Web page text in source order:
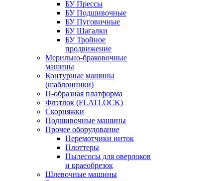
БУ Прессы
БУ Подшивочные
БУ Пуговичные
БУ Шагалки
БУ Тройное
продвижение
Мерильно-браковочные
машины
Контурные машины
(шаблонники)
П-образная платформа
Флэтлок (FLATLOCK)
Скорняжки
Подшивочные машины
Прочее оборудование
Перемотчики ниток
Плоттеры
Пылесосы для оверлоков
и краеобрезок
Шлевочные машины